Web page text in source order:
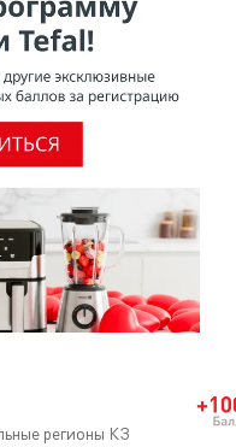
регионы КЗ